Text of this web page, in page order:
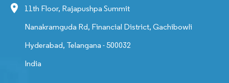
11th Floor, Rajapushpa Summit
Nanakramguda Rd, Financial District, Gachibowli
Hyderabad, Telangana - 500032
India